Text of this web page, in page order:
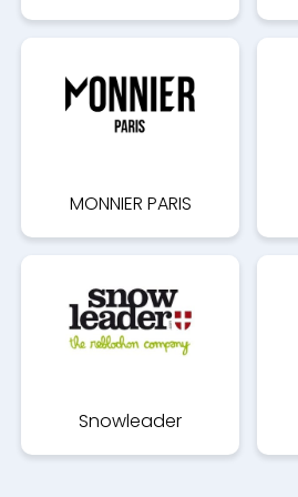
MONNIER PARIS
Snowleader